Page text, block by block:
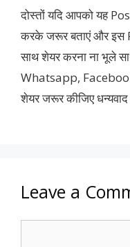
दोस्तों यदि आपको यह
करके जरूर बताएं और इस
साथ शेयर करना ना भूले
Whatsapp,
शेयर जरूर कीजिए
Leave a